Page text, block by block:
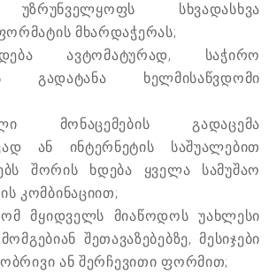
სხვადასხვა
მხარდაჭერას;
ავტომატურად, საჭირო
გადატანა ხელმისაწვდომი
მონაცემების გადაცემა
ან ინტერნეტის საშუალებით
შორის ხდება ყველა სამუშაო
კომბინაციით;
მყიდველს მიაწოდოს უახლესი
შეთავაზებებზე, მესიჯები
ან შერჩევითი ფორმით;